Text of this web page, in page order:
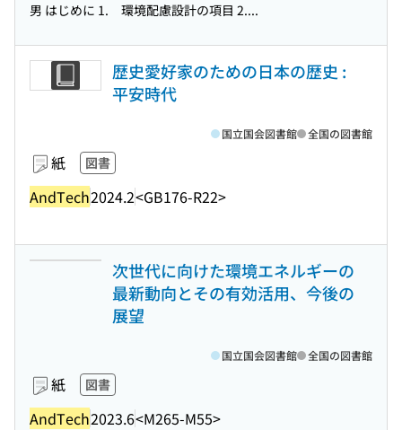
男 はじめに 1. 環境配慮設計の項目 2....
歴史愛好家のための日本の歴史 :
平安時代
紙 図書
AndTech2024.2<GB176-R22>
国立国会図書館 全国の図書館
次世代に向けた環境エネルギーの
最新動向とその有効活用、今後の
展望
紙 図書
AndTech2023.6<M265-M55>
国立国会図書館 全国の図書館